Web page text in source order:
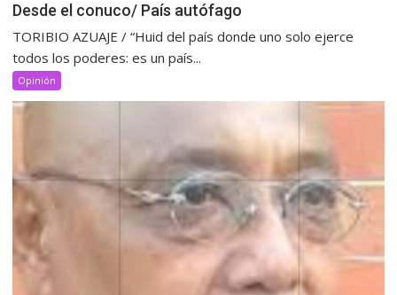
Desde el conuco/ País autófago
TORIBIO AZUAJE / “Huid del país donde uno solo ejerce
todos los poderes: es un país...
Opinión